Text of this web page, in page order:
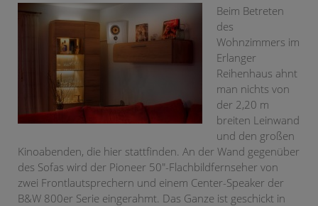
Beim Betreten
des
Wohnzimmers im
Erlanger
Reihenhaus ahnt
man nichts von
der 2,20 m
breiten Leinwand
und den großen
Kinoabenden, die hier stattfinden. An der Wand gegenüber
des Sofas wird der Pioneer 50"-Flachbildfernseher von
zwei Frontlautsprechern und einem Center-Speaker der
B&W 800er Serie eingerahmt. Das Ganze ist geschickt in